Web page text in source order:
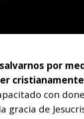
por
con
gracia de